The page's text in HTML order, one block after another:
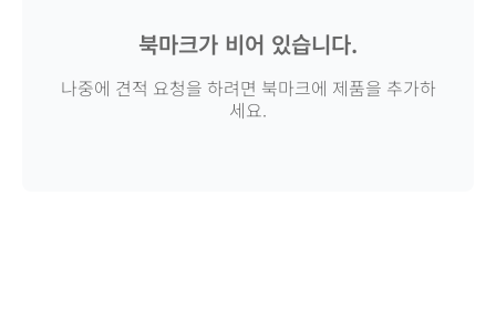
북마크가 비어 있습니다.
나중에 견적 요청을 하려면 북마크에 제품을 추가하
세요.